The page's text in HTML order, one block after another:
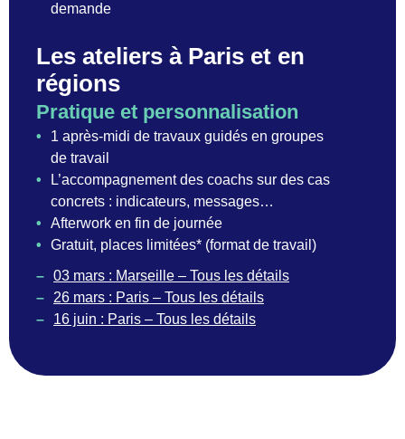
demande
Les ateliers à Paris et en
régions
Pratique et personnalisation
•
1 après-midi de travaux guidés en groupes
de travail
•
L’accompagnement des coachs sur des cas
concrets : indicateurs, messages…
•
Afterwork en fin de journée
•
Gratuit, places limitées* (format de travail)
– 03 mars : Marseille – Tous les détails
–
26 mars : Paris – Tous les détails
–
16 juin : Paris – Tous les détails